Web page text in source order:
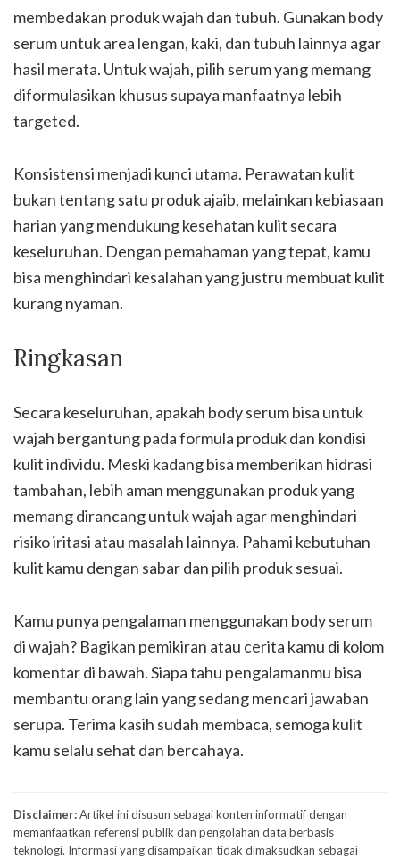
membedakan produk wajah dan tubuh. Gunakan body
serum untuk area lengan, kaki, dan tubuh lainnya agar
hasil merata. Untuk wajah, pilih serum yang memang
diformulasikan khusus supaya manfaatnya lebih
targeted.
Konsistensi menjadi kunci utama. Perawatan kulit
bukan tentang satu produk ajaib, melainkan kebiasaan
harian yang mendukung kesehatan kulit secara
keseluruhan. Dengan pemahaman yang tepat, kamu
bisa menghindari kesalahan yang justru membuat kulit
kurang nyaman.
Ringkasan
Secara keseluruhan, apakah body serum bisa untuk
wajah bergantung pada formula produk dan kondisi
kulit individu. Meski kadang bisa memberikan hidrasi
tambahan, lebih aman menggunakan produk yang
memang dirancang untuk wajah agar menghindari
risiko iritasi atau masalah lainnya. Pahami kebutuhan
kulit kamu dengan sabar dan pilih produk sesuai.
Kamu punya pengalaman menggunakan body serum
di wajah? Bagikan pemikiran atau cerita kamu di kolom
komentar di bawah. Siapa tahu pengalamanmu bisa
membantu orang lain yang sedang mencari jawaban
serupa. Terima kasih sudah membaca, semoga kulit
kamu selalu sehat dan bercahaya.
Disclaimer:Artikel ini disusun sebagai konten informatif dengan
memanfaatkan referensi publik dan pengolahan data berbasis
teknologi. Informasi yang disampaikan tidak dimaksudkan sebagai